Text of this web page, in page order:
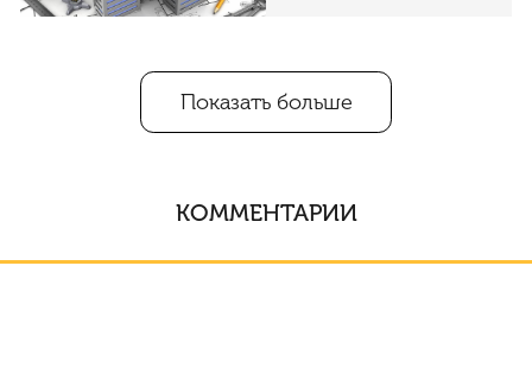
Показать больше
КОММЕНТАРИИ